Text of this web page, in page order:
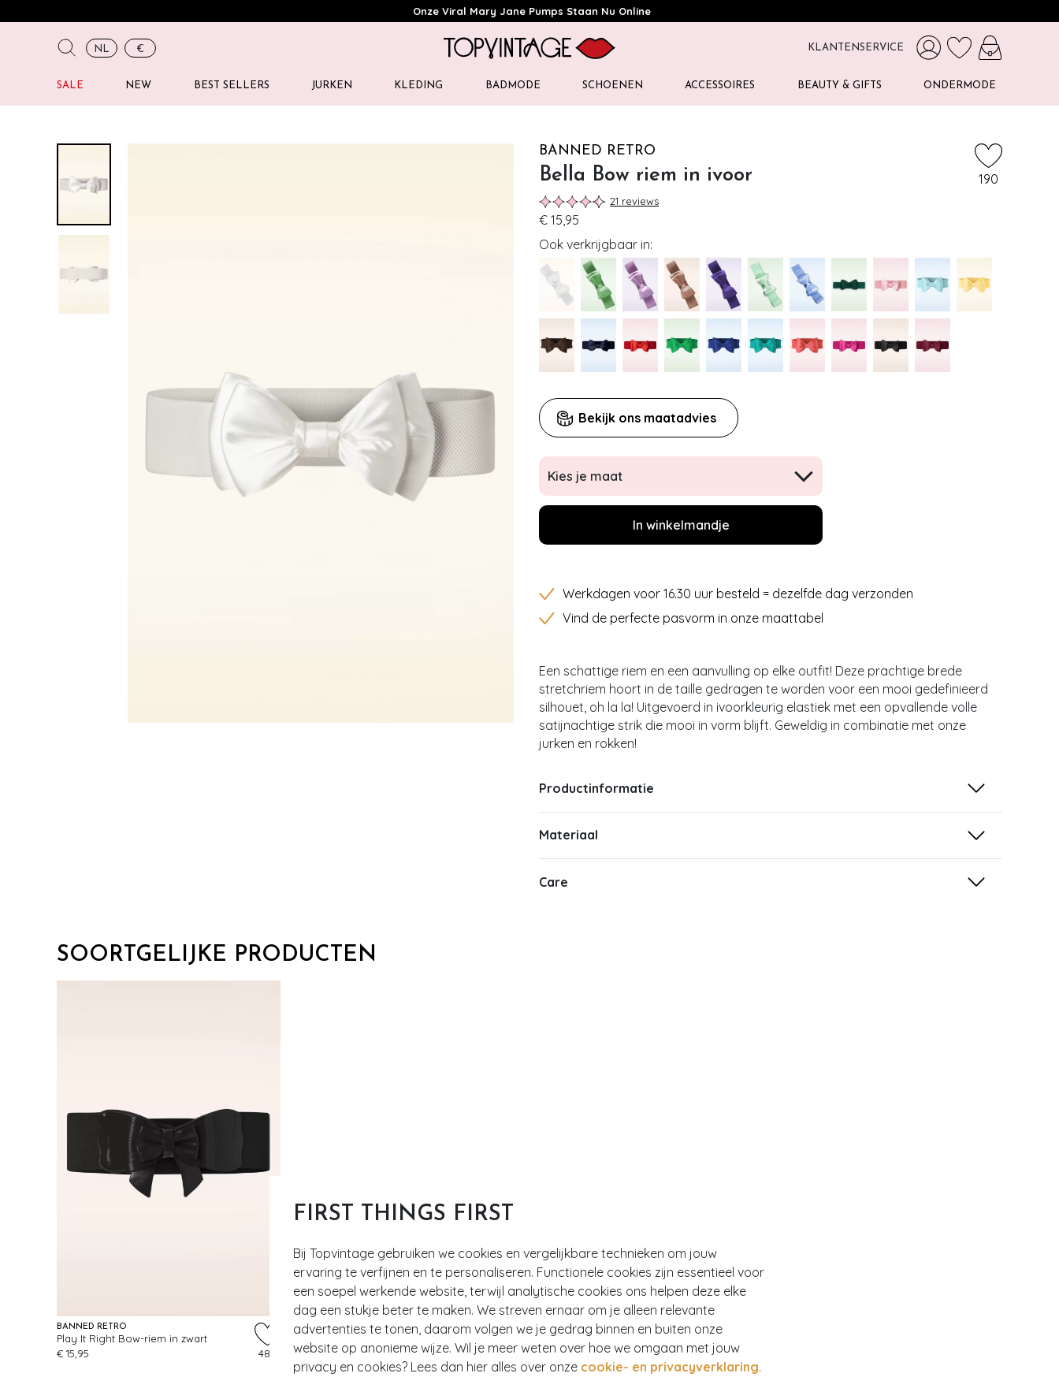
FIRST THINGS FIRST
Bij Topvintage gebruiken we cookies en vergelijkbare technieken om jouw
ervaring te verfijnen en te personaliseren. Functionele cookies zijn essentieel voor
een soepel werkende website, terwijl analytische cookies ons helpen deze elke
dag een stukje beter te maken. We streven ernaar om je alleen relevante
advertenties te tonen, daarom volgen we je gedrag binnen en buiten onze
website op anonieme wijze. Wil je meer weten over hoe we omgaan met jouw
privacy en cookies? Lees dan hier alles over onze cookie- en privacyverklaring.
Onze Viral Mary Jane Pumps Staan Nu Online
NL € KLANTENSERVICE
SALE NEW BEST SELLERS JURKEN KLEDING BADMODE SCHOENEN ACCESSOIRES BEAUTY & GIFTS ONDERMODE
BANNED RETRO
Bella Bow riem in ivoor 190
21 reviews
€ 15,95
Ook verkrijgbaar in:
Bekijk ons maatadvies
Kies je maat
In winkelmandje
Werkdagen voor 16.30 uur besteld = dezelfde dag verzonden
Vind de perfecte pasvorm in onze maattabel
Een schattige riem en een aanvulling op elke outfit! Deze prachtige brede
stretchriem hoort in de taille gedragen te worden voor een mooi gedefinieerd
silhouet, oh la la! Uitgevoerd in ivoorkleurig elastiek met een opvallende volle
satijnachtige strik die mooi in vorm blijft. Geweldig in combinatie met onze
jurken en rokken!
Productinformatie
Materiaal
Care
SOORTGELIJKE PRODUCTEN
BANNED RETRO
Play It Right Bow-riem in zwart
€ 15,95
483